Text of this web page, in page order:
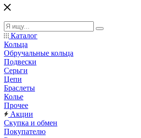
Каталог
Кольца
Обручальные кольца
Подвески
Серьги
Цепи
Браслеты
Колье
Прочее
Акции
Скупка и обмен
Покупателю